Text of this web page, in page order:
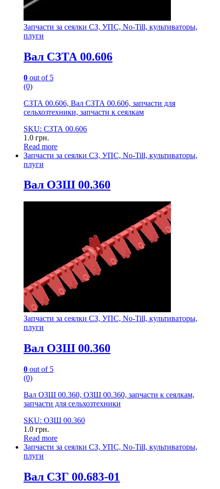
Запчасти за сеялки СЗ, УПС, No-Till, культиваторы,
плуги
Вал СЗТА 00.606
0 out of 5
(0)
СЗТА 00.606, Вал СЗТА 00.606, запчасти для
сельхозтехники, запчасти к сеялкам
SKU: СЗТА 00.606
1.0 грн.
Read more
Запчасти за сеялки СЗ, УПС, No-Till, культиваторы,
плуги
Вал ОЗШ 00.360
Запчасти за сеялки СЗ, УПС, No-Till, культиваторы,
плуги
Вал ОЗШ 00.360
0 out of 5
(0)
Вал ОЗШ 00.360, ОЗШ 00.360, запчасти к сеялкам,
запчасти для сельхозтехники
SKU: ОЗШ 00.360
1.0 грн.
Read more
Запчасти за сеялки СЗ, УПС, No-Till, культиваторы,
плуги
Вал СЗГ 00.683-01